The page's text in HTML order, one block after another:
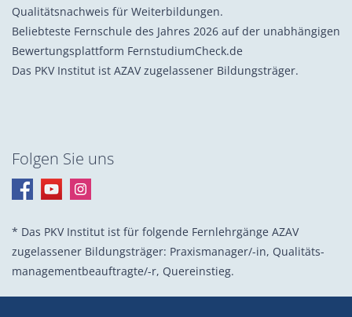
Qualitätsnachweis für Weiterbildungen.
Beliebteste Fernschule des Jahres 2026 auf der unabhängigen
Bewertungsplattform FernstudiumCheck.de
Das PKV Institut ist AZAV zugelassener Bildungsträger.
Folgen Sie uns
* Das PKV Institut ist für folgende Fernlehrgänge AZAV
zugelassener Bildungsträger: Praxis­manager/-in, Quali­täts­
management­beauf­tragte/-r, Quer­einstieg.